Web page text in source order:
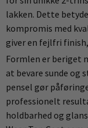
lakken. Dette
kompromis med
giver en fejlfri
Formlen er beriget
at bevare sunde og
pensel gør
professionelt
holdbarhed og